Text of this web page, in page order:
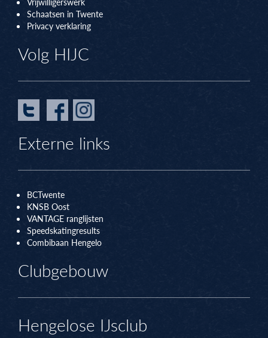
Schaatsen in Twente
Privacy verklaring
Volg HIJC
Externe links
BCTwente
KNSB Oost
VANTAGE ranglijsten
Speedskatingresults
Combibaan Hengelo
Clubgebouw
Hengelose IJsclub